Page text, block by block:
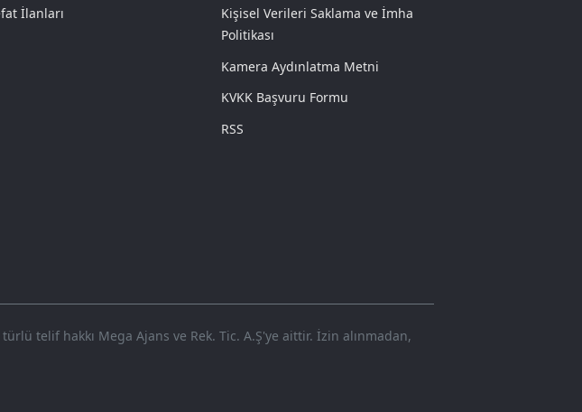
İlanları
Kişisel Verileri Saklama ve İmha
Politikası
Kamera Aydınlatma Metni
KVKK Başvuru Formu
RSS
telif hakkı Mega Ajans ve Rek. Tic. A.Ş'ye aittir. İzin alınmadan,